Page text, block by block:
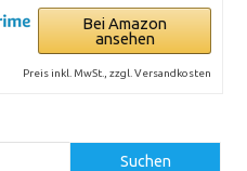
Bei Amazon
ansehen
Preis inkl. MwSt., zzgl. Versandkosten
Suchen